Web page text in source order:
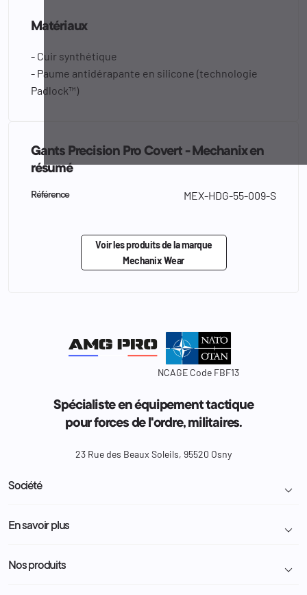
Matériaux
- Cuir synthétique
- Paume antidérapante en silicone (technologie
Padlock™)
Gants Precision Pro Covert - Mechanix en
résumé
Référence MEX-HDG-55-009-S
Voir les produits de la marque
Mechanix Wear
NCAGE Code FBF13
Spécialiste en équipement tactique
pour forces de l'ordre, militaires.
23 Rue des Beaux Soleils, 95520 Osny
Société 
Livraison et retour colis
Demande de devis
En savoir plus 
Programme Fidélité
Nos produits 